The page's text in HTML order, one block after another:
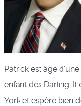
Patrick est âgé
enfant des Darling.
York et espère bien